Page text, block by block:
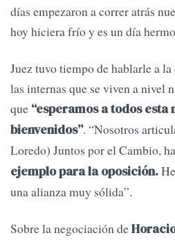
días empezaron a correr atrás
hoy hiciera frío y es un día
Juez tuvo tiempo de hablarle a
las internas que se viven a nivel
que “esperamos a todos esta
bienvenidos”. “Nosotros
Loredo) Juntos por el Cambio,
ejemplo para la oposición.
una alianza muy sólida”.
Sobre la negociación de